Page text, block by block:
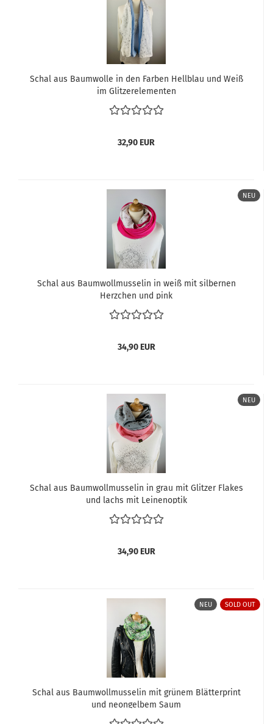
Schal aus Baumwolle in den Farben Hellblau und Weiß
im Glitzerelementen
32,90 EUR
NEU
Schal aus Baumwollmusselin in weiß mit silbernen
Herzchen und pink
34,90 EUR
NEU
Schal aus Baumwollmusselin in grau mit Glitzer Flakes
und lachs mit Leinenoptik
34,90 EUR
NEU SOLD OUT
Schal aus Baumwollmusselin mit grünem Blätterprint
und neongelbem Saum